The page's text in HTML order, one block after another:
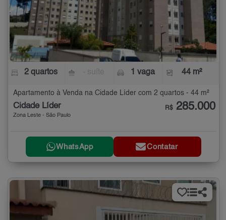
2 quartos 1 vaga 44 m²
Apartamento à Venda na Cidade Líder com 2 quartos - 44 m²
Cidade Líder
Zona Leste - São Paulo
R$ 285.000
WhatsApp Contatar